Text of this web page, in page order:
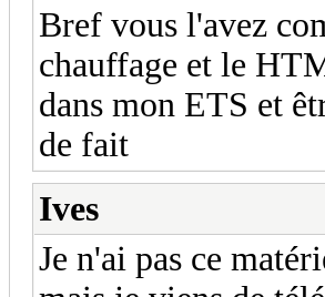
Bref vous l'avez
chauffage et le
dans mon ETS et
de fait
Ives
Je n'ai pas ce